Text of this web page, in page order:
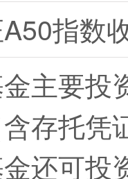
指数
主要投
存托凭
还可投